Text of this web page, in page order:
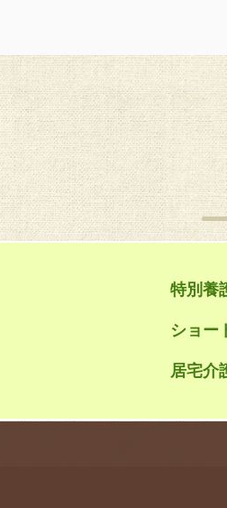
特別養
ショー
居宅介